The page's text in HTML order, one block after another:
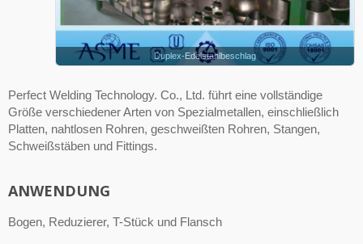
Duplex-Edelstahlbeschlag
Perfect Welding Technology. Co., Ltd. führt eine vollständige
Größe verschiedener Arten von Spezialmetallen, einschließlich
Platten, nahtlosen Rohren, geschweißten Rohren, Stangen,
Schweißstäben und Fittings.
ANWENDUNG
Bogen, Reduzierer, T-Stück und Flansch